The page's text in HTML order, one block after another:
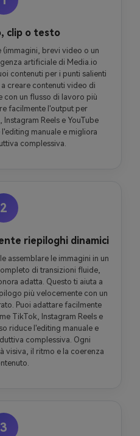
clip o testo
(immagini, brevi video o un
artificiale di Media.io
contenuti per i punti salienti
creare contenuti video di
con un flusso di lavoro più
facilmente l'output per
Reels e YouTube
manuale e migliora
complessiva.
2
riepiloghi dinamici
assemblare le immagini in un
di transizioni fluide,
adatta. Questo ti aiuta a
più velocemente con un
Puoi adattare facilmente
TikTok, Instagram Reels e
riduce l'editing manuale e
complessiva. Ogni
visiva, il ritmo e la coerenza
3